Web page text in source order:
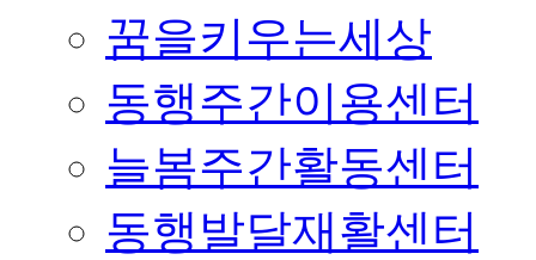
꿈을키우는세상
동행주간이용센터
늘봄주간활동센터
동행발달재활센터